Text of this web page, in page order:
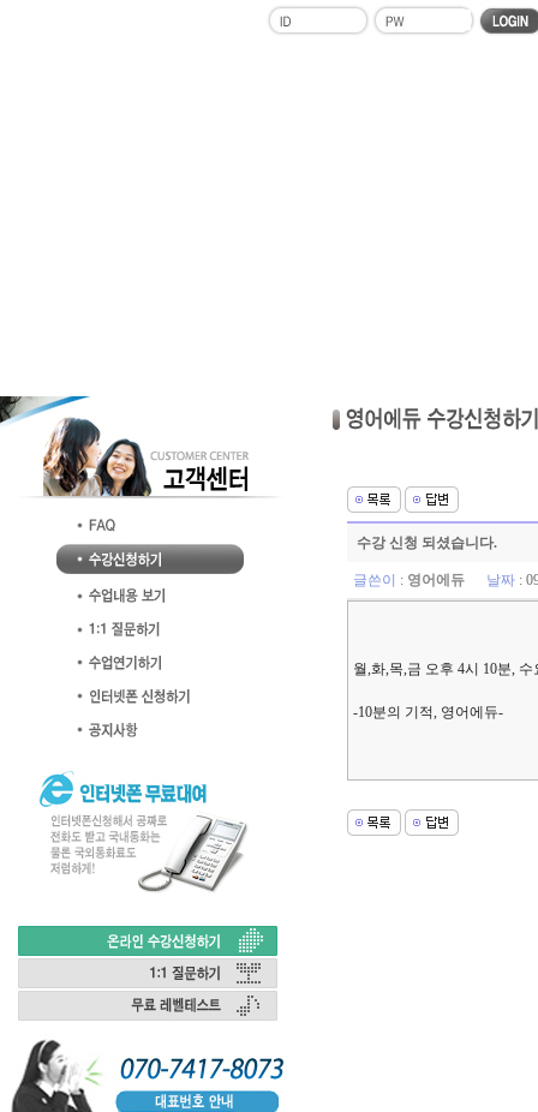
수강 신청 되셨습니다.
글쓴이 : 영어에듀 날짜 :
월,화,목,금 오후 4시 10분,
-10분의 기적, 영어에듀-